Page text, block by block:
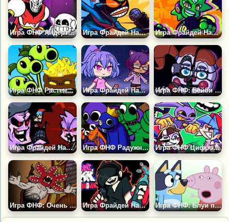
Игра ФНФ Андертейл: Папирус Игра Фрайдей Найт Фанкин: Уитти Игра Фрайдей Найт Фанкин против Неона
Игра ФНФ Растения против Зомби: Тристрел Игра Фрайдей Найт Фанкин: Гача Лайф Игра ФНФ: Бейби ФНАФ
Игра Фрайдей Найт Фанкин: Развод Игра ФНФ Радужные Друзья Роблокс: Жёлтый, Розовый и Красный Игра ФНФ Цифровой Цирк: Оцифровка, Поют Все
Игра ФНФ: Очень Странные Дела Игра Фрайдей Найт Фанкин: Энни Игра ФНФ: Блуи против Свинки Пеппы